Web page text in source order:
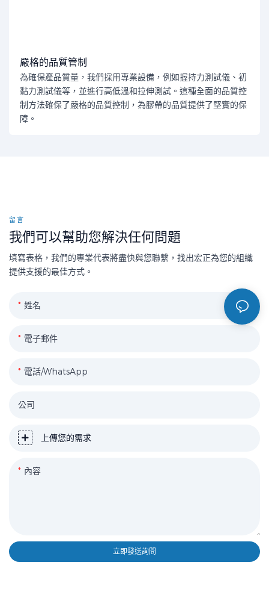
嚴格的品質管制
為確保產品質量，我們採用專業設備，例如握持力測試儀、初
黏力測試儀等，並進行高低溫和拉伸測試。這種全面的品質控
制方法確保了嚴格的品質控制，為膠帶的品質提供了堅實的保
障。
留言
我們可以幫助您解決任何問題
填寫表格，我們的專業代表將盡快與您聯繫，找出宏正為您的組織
提供支援的最佳方式。
姓名
電子郵件
電話/WhatsApp
公司
上傳您的需求
內容
立即發送詢問